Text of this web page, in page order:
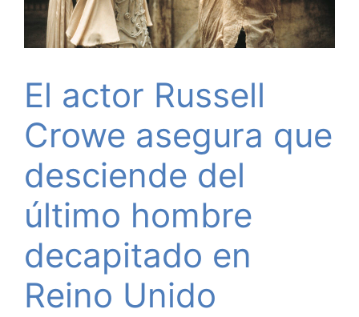
El actor Russell
Crowe asegura que
desciende del
último hombre
decapitado en
Reino Unido